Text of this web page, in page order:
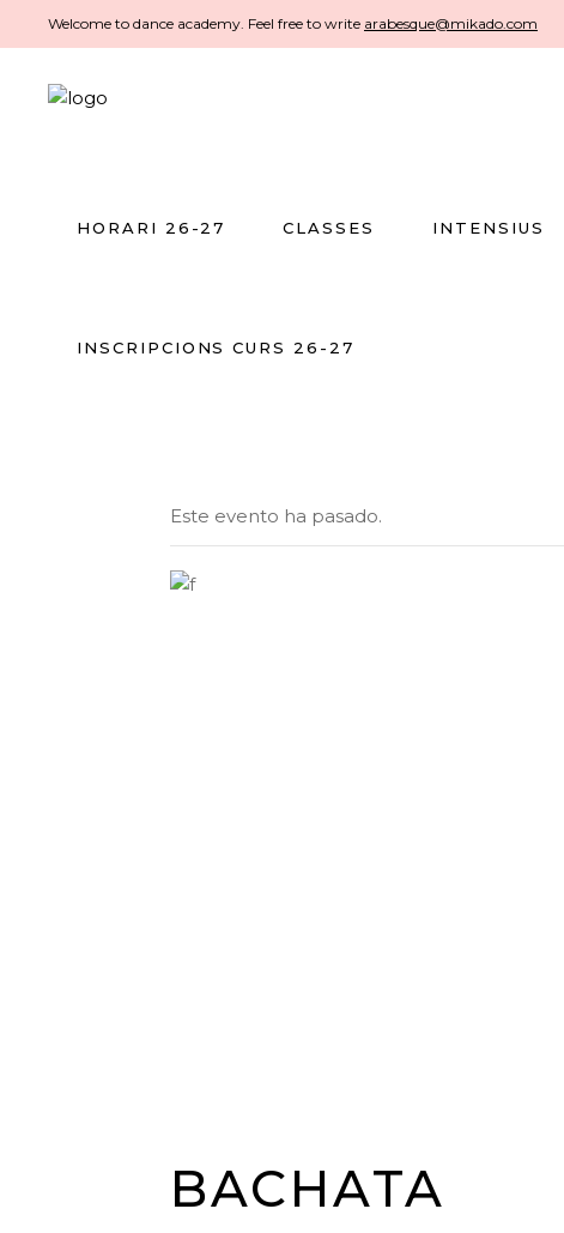
Welcome to dance academy. Feel free to write arabesque@mikado.com
HORARI 26-27 CLASSES INTENSIUS
INSCRIPCIONS CURS 26-27
Este evento ha pasado.
BACHATA